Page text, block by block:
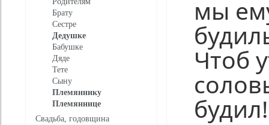
Брату
Сестре
Дедушке
Бабушке
Дяде
Тете
Сыну
Племяннику
Племяннице
Свадьба, годовщина
мы
Чтоб
будил!